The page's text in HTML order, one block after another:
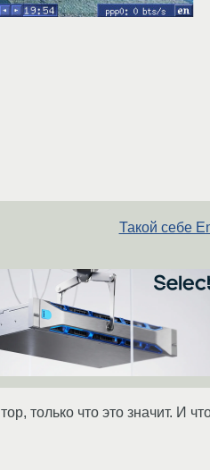
Такой себе
только что это значит. И